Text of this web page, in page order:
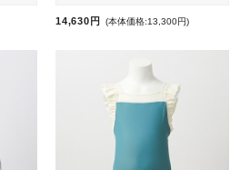
14,630円 (本体価格:13,300円)